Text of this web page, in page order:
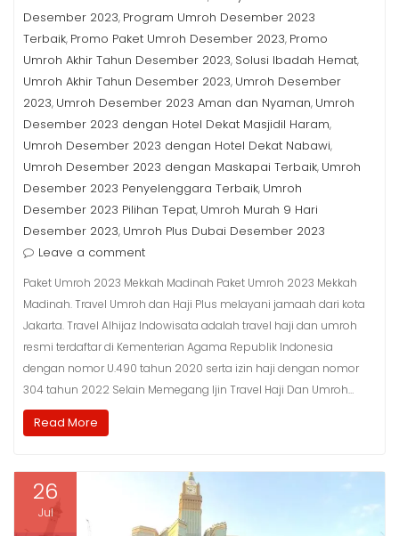
Desember 2023, Program Umroh Desember 2023
Terbaik, Promo Paket Umroh Desember 2023, Promo
Umroh Akhir Tahun Desember 2023, Solusi Ibadah Hemat,
Umroh Akhir Tahun Desember 2023, Umroh Desember
2023, Umroh Desember 2023 Aman dan Nyaman, Umroh
Desember 2023 dengan Hotel Dekat Masjidil Haram,
Umroh Desember 2023 dengan Hotel Dekat Nabawi,
Umroh Desember 2023 dengan Maskapai Terbaik, Umroh
Desember 2023 Penyelenggara Terbaik, Umroh
Desember 2023 Pilihan Tepat, Umroh Murah 9 Hari
Desember 2023, Umroh Plus Dubai Desember 2023
Leave a comment
Paket Umroh 2023 Mekkah Madinah Paket Umroh 2023 Mekkah
Madinah. Travel Umroh dan Haji Plus melayani jamaah dari kota
Jakarta. Travel Alhijaz Indowisata adalah travel haji dan umroh
resmi terdaftar di Kementerian Agama Republik Indonesia
dengan nomor U.490 tahun 2020 serta izin haji dengan nomor
304 tahun 2022 Selain Memegang Ijin Travel Haji Dan Umroh…
Read More
26
Jul